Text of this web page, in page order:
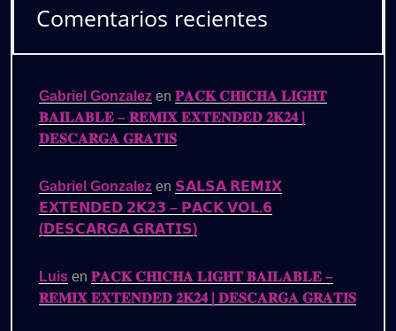
Comentarios recientes
Gabriel Gonzalez en 𝐏𝐀𝐂𝐊 𝐂𝐇𝐈𝐂𝐇𝐀 𝐋𝐈𝐆𝐇𝐓
𝐁𝐀𝐈𝐋𝐀𝐁𝐋𝐄 – 𝐑𝐄𝐌𝐈𝐗 𝐄𝐗𝐓𝐄𝐍𝐃𝐄𝐃 𝟐𝐊𝟐𝟒 |
𝐃𝐄𝐒𝐂𝐀𝐑𝐆𝐀 𝐆𝐑𝐀𝐓𝐈𝐒
Gabriel Gonzalez en 𝗦𝗔𝗟𝗦𝗔 𝗥𝗘𝗠𝗜𝗫
𝗘𝗫𝗧𝗘𝗡𝗗𝗘𝗗 𝟮𝗞𝟮𝟯 – 𝗣𝗔𝗖𝗞 𝗩𝗢𝗟.𝟲
(𝗗𝗘𝗦𝗖𝗔𝗥𝗚𝗔 𝗚𝗥𝗔𝗧𝗜𝗦)
Luis en 𝐏𝐀𝐂𝐊 𝐂𝐇𝐈𝐂𝐇𝐀 𝐋𝐈𝐆𝐇𝐓 𝐁𝐀𝐈𝐋𝐀𝐁𝐋𝐄 –
𝐑𝐄𝐌𝐈𝐗 𝐄𝐗𝐓𝐄𝐍𝐃𝐄𝐃 𝟐𝐊𝟐𝟒 | 𝐃𝐄𝐒𝐂𝐀𝐑𝐆𝐀 𝐆𝐑𝐀𝐓𝐈𝐒